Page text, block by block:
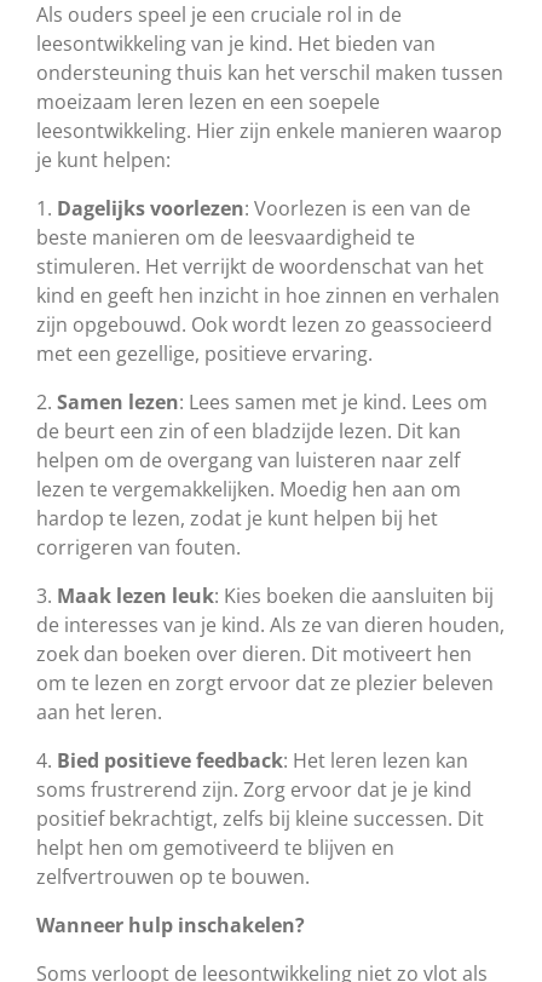
Als ouders speel je een cruciale rol in de
leesontwikkeling van je kind. Het bieden van
ondersteuning thuis kan het verschil maken tussen
moeizaam leren lezen en een soepele
leesontwikkeling. Hier zijn enkele manieren waarop
je kunt helpen:
1. Dagelijks voorlezen: Voorlezen is een van de
beste manieren om de leesvaardigheid te
stimuleren. Het verrijkt de woordenschat van het
kind en geeft hen inzicht in hoe zinnen en verhalen
zijn opgebouwd. Ook wordt lezen zo geassocieerd
met een gezellige, positieve ervaring.
2. Samen lezen: Lees samen met je kind. Lees om
de beurt een zin of een bladzijde lezen. Dit kan
helpen om de overgang van luisteren naar zelf
lezen te vergemakkelijken. Moedig hen aan om
hardop te lezen, zodat je kunt helpen bij het
corrigeren van fouten.
3. Maak lezen leuk: Kies boeken die aansluiten bij
de interesses van je kind. Als ze van dieren houden,
zoek dan boeken over dieren. Dit motiveert hen
om te lezen en zorgt ervoor dat ze plezier beleven
aan het leren.
4. Bied positieve feedback: Het leren lezen kan
soms frustrerend zijn. Zorg ervoor dat je je kind
positief bekrachtigt, zelfs bij kleine successen. Dit
helpt hen om gemotiveerd te blijven en
zelfvertrouwen op te bouwen.
Wanneer hulp inschakelen?
Soms verloopt de leesontwikkeling niet zo vlot als